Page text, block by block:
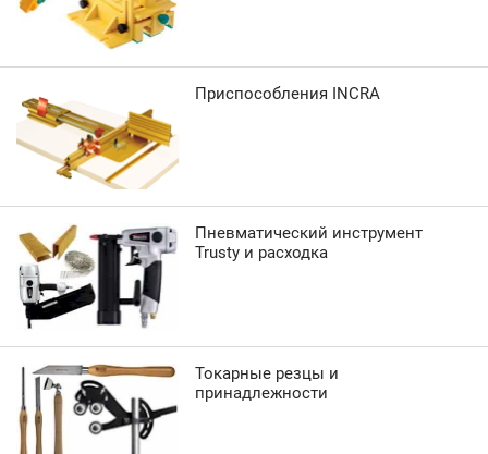
Приспособления INCRA
Пневматический инструмент
Trusty и расходка
Токарные резцы и
принадлежности